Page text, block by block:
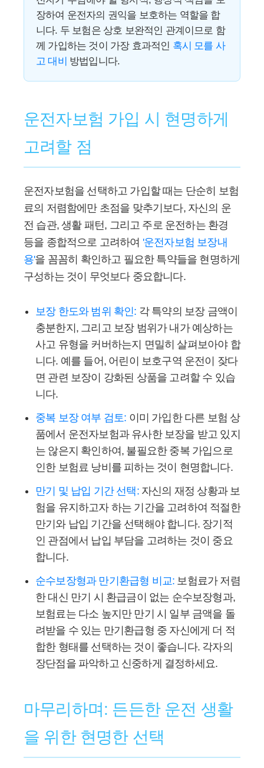
장하여 운전자의 권익을 보호하는 역할을 합
니다. 두 보험은 상호 보완적인 관계이므로 함
께 가입하는 것이 가장 효과적인 혹시 모를 사
고 대비 방법입니다.
운전자보험 가입 시 현명하게
고려할 점
운전자보험을 선택하고 가입할 때는 단순히 보험
료의 저렴함에만 초점을 맞추기보다, 자신의 운
전 습관, 생활 패턴, 그리고 주로 운전하는 환경
등을 종합적으로 고려하여 '운전자보험 보장내
용'을 꼼꼼히 확인하고 필요한 특약들을 현명하게
구성하는 것이 무엇보다 중요합니다.
보장 한도와 범위 확인: 각 특약의 보장 금액이
충분한지, 그리고 보장 범위가 내가 예상하는
사고 유형을 커버하는지 면밀히 살펴보아야 합
니다. 예를 들어, 어린이 보호구역 운전이 잦다
면 관련 보장이 강화된 상품을 고려할 수 있습
니다.
중복 보장 여부 검토: 이미 가입한 다른 보험 상
품에서 운전자보험과 유사한 보장을 받고 있지
는 않은지 확인하여, 불필요한 중복 가입으로
인한 보험료 낭비를 피하는 것이 현명합니다.
만기 및 납입 기간 선택:자신의 재정 상황과 보
험을 유지하고자 하는 기간을 고려하여 적절한
만기와 납입 기간을 선택해야 합니다. 장기적
인 관점에서 납입 부담을 고려하는 것이 중요
합니다.
순수보장형과 만기환급형 비교: 보험료가 저렴
한 대신 만기 시 환급금이 없는 순수보장형과,
보험료는 다소 높지만 만기 시 일부 금액을 돌
려받을 수 있는 만기환급형 중 자신에게 더 적
합한 형태를 선택하는 것이 좋습니다. 각자의
장단점을 파악하고 신중하게 결정하세요.
마무리하며: 든든한 운전 생활
을 위한 현명한 선택